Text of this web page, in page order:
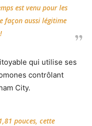
est venu pour les
façon aussi légitime
qui utilise ses
contrôlant
City.
pouces, cette